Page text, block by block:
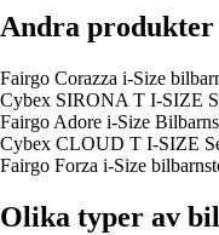
Andra produkter
Fairgo Corazza i-Size
Cybex SIRONA T I-SIZE
Fairgo Adore i-Size
Cybex CLOUD T I-SIZE
Fairgo Forza i-Size
Olika typer av